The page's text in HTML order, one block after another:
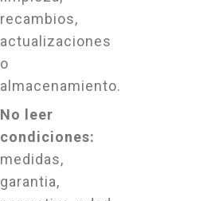
recambios,
actualizaciones
o
almacenamiento.
No leer
condiciones:
medidas,
garantia,